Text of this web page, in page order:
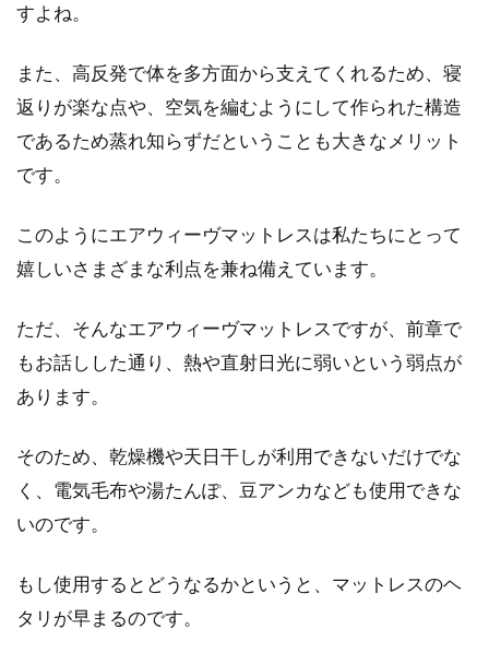
すよね。
また、高反発で体を多方面から支えてくれるため、寝
返りが楽な点や、空気を編むようにして作られた構造
であるため蒸れ知らずだということも大きなメリット
です。
このようにエアウィーヴマットレスは私たちにとって
嬉しいさまざまな利点を兼ね備えています。
ただ、そんなエアウィーヴマットレスですが、前章で
もお話しした通り、熱や直射日光に弱いという弱点が
あります。
そのため、乾燥機や天日干しが利用できないだけでな
く、電気毛布や湯たんぽ、豆アンカなども使用できな
いのです。
もし使用するとどうなるかというと、マットレスのヘ
タリが早まるのです。